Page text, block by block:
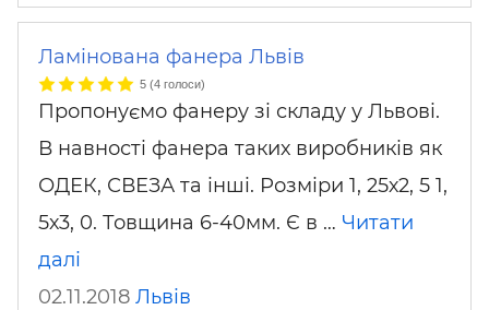
Ламінована фанера Львів
5 (4 голоси)
Пропонуємо фанеру зі складу у Львові.
В навності фанера таких виробників як
ОДЕК, СВЕЗА та інші. Розміри 1, 25х2, 5 1,
5х3, 0. Товщина 6-40мм. Є в … Читати
далі
02.11.2018 Львів